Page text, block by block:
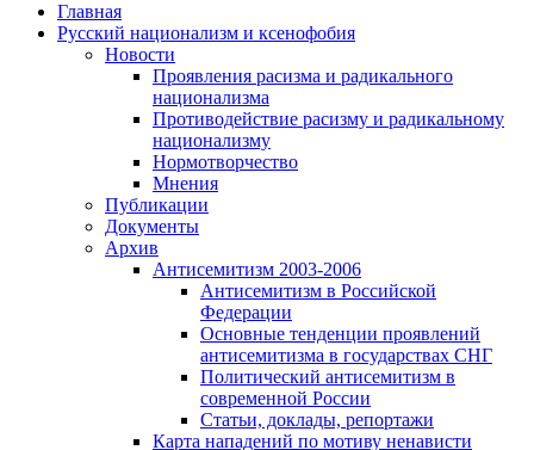
Главная
Русский национализм и ксенофобия
Новости
Проявления расизма и радикального
национализма
Противодействие расизму и радикальному
национализму
Нормотворчество
Мнения
Публикации
Документы
Архив
Антисемитизм 2003-2006
Антисемитизм в Российской
Федерации
Основные тенденции проявлений
антисемитизма в государствах СНГ
Политический антисемитизм в
современной России
Статьи, доклады, репортажи
Карта нападений по мотиву ненависти